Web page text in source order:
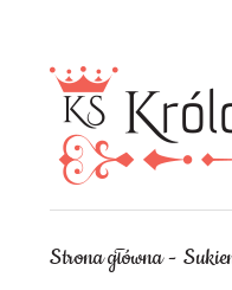
Strona główna